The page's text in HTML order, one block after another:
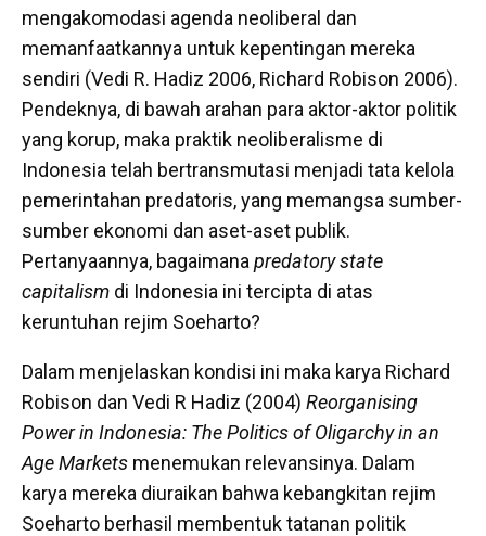
mengakomodasi agenda neoliberal dan
memanfaatkannya untuk kepentingan mereka
sendiri (Vedi R. Hadiz 2006, Richard Robison 2006).
Pendeknya, di bawah arahan para aktor-aktor politik
yang korup, maka praktik neoliberalisme di
Indonesia telah bertransmutasi menjadi tata kelola
pemerintahan predatoris, yang memangsa sumber-
sumber ekonomi dan aset-aset publik.
Pertanyaannya, bagaimana predatory state
capitalism di Indonesia ini tercipta di atas
keruntuhan rejim Soeharto?
Dalam menjelaskan kondisi ini maka karya Richard
Robison dan Vedi R Hadiz (2004) Reorganising
Power in Indonesia: The Politics of Oligarchy in an
Age Markets menemukan relevansinya. Dalam
karya mereka diuraikan bahwa kebangkitan rejim
Soeharto berhasil membentuk tatanan politik